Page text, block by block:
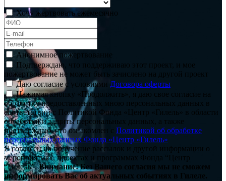
Хочу жертвовать ежемесячно
Анонимное пожертвование
Подтверждаю, что поддерживаю этот проект, и мое
пожертвование не может быть зачислено на другой проект
Даю согласие с условиями Договора оферты
Нажимая кнопку «Продолжить», я даю свое согласие на
обработку предоставленных мною персональных данных в
соответствии с Политикой Фонда «Центр «Гилель» в области
обработки и защиты персональных данных, а также
подтверждаю, что ознакомлен с Политикой об обработке
персональных данных Фонда «Центр «Гилель»
Я согласен на получение рассылок и другой информации о
мероприятиях, проектах и программах Фонда “Центр
“Гилель”.Внимание! Без Вашего согласия мы не сможем
информировать Вас об актуальных событиях в Гилеле.